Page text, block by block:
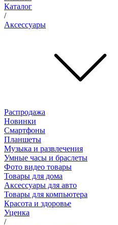
Каталог
/
Аксессуары
Распродажа
Новинки
Смартфоны
Планшеты
Музыка и развлечения
Умные часы и браслеты
Фото видео товары
Товары для дома
Аксессуары для авто
Товары для компьютера
Красота и здоровье
Уценка
/